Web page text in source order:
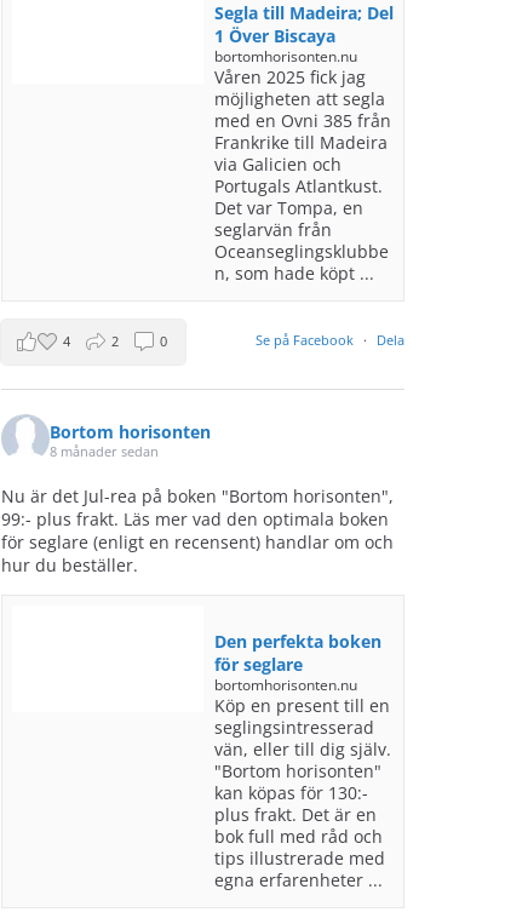
Segla till Madeira; Del
1 Över Biscaya
bortomhorisonten.nu
Våren 2025 fick jag
möjligheten att segla
med en Ovni 385 från
Frankrike till Madeira
via Galicien och
Portugals Atlantkust.
Det var Tompa, en
seglarvän från
Oceanseglingsklubbe
n, som hade köpt ...
Se på Facebook · Dela
4 2 0
Bortom horisonten
8 månader sedan
Nu är det Jul-rea på boken "Bortom horisonten",
99:- plus frakt. Läs mer vad den optimala boken
för seglare (enligt en recensent) handlar om och
hur du beställer.
Den perfekta boken
för seglare
bortomhorisonten.nu
Köp en present till en
seglingsintresserad
vän, eller till dig själv.
"Bortom horisonten"
kan köpas för 130:-
plus frakt. Det är en
bok full med råd och
tips illustrerade med
egna erfarenheter ...